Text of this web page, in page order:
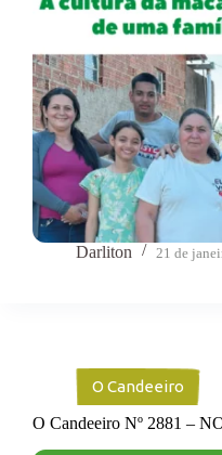
Darliton 21 de
O Candeeiro
O Candeeiro Nº 2881 –